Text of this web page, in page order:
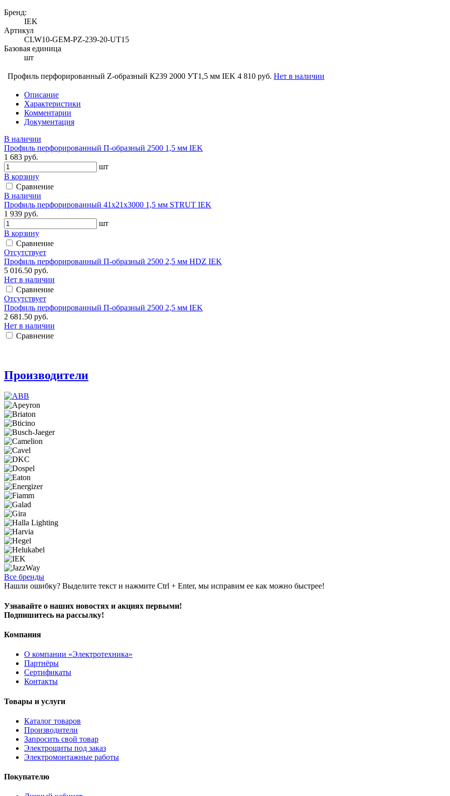
Бренд:
IEK
Артикул
CLW10-GEM-PZ-239-20-UT15
Базовая единица
шт
Профиль перфорированный Z-образный К239 2000 УТ1,5 мм IEK 4 810 руб. Нет в наличии
Описание
Характеристики
Комментарии
Документация
В наличии
Профиль перфорированный П-образный 2500 1,5 мм IEK
1 683 руб.
шт
В корзину
Сравнение
В наличии
Профиль перфорированный 41х21х3000 1,5 мм STRUT IEK
1 939 руб.
шт
В корзину
Сравнение
Отсутствует
Профиль перфорированный П-образный 2500 2,5 мм HDZ IEK
5 016.50 руб.
Нет в наличии
Сравнение
Отсутствует
Профиль перфорированный П-образный 2500 2,5 мм IEK
2 681.50 руб.
Нет в наличии
Сравнение
Производители
Все бренды
Нашли ошибку? Выделите текст и нажмите Ctrl + Enter, мы исправим ее как можно быстрее!
Узнавайте о наших новостях и акциях первыми!
Подпишитесь на рассылку!
Компания
О компании «Электротехника»
Партнёры
Сертификаты
Контакты
Товары и услуги
Каталог товаров
Производители
Запросить свой товар
Электрощиты под заказ
Электромонтажные работы
Покупателю